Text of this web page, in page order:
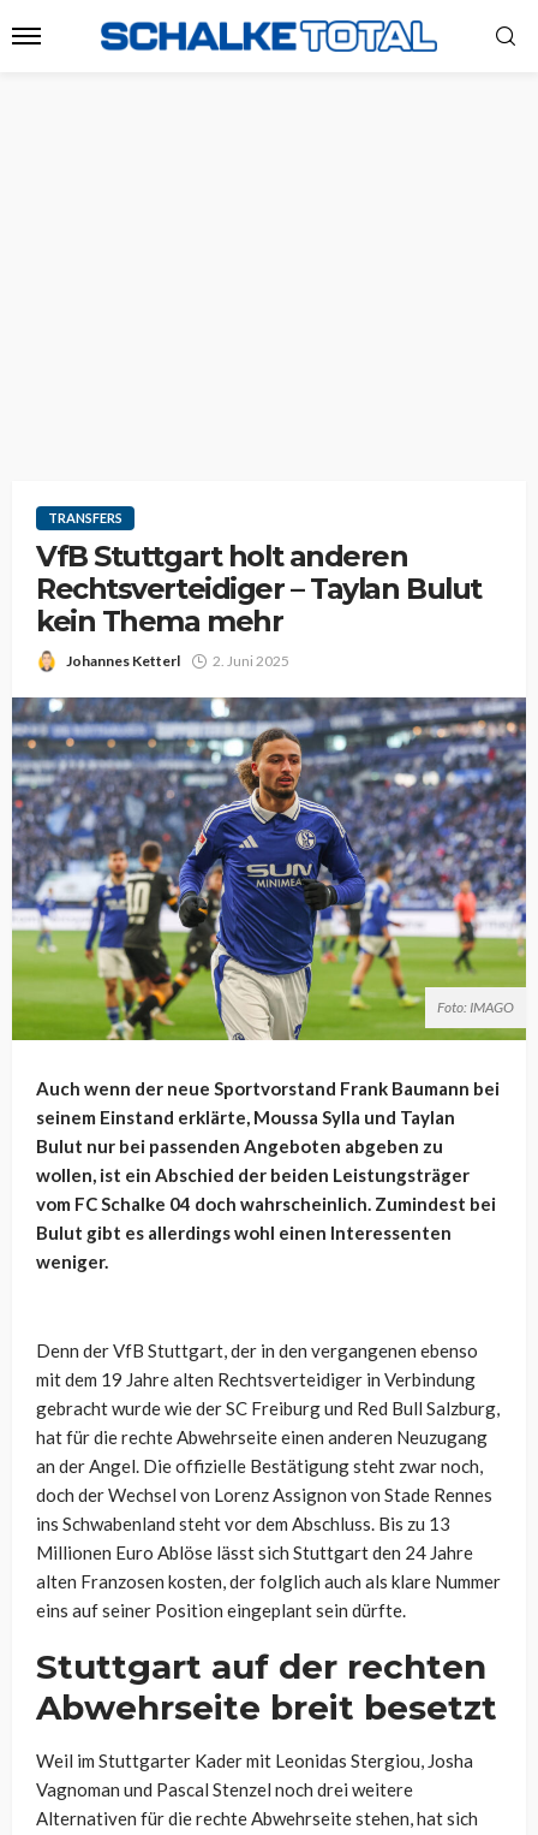
TRANSFERS
VfB Stuttgart holt anderen
Rechtsverteidiger – Taylan Bulut
kein Thema mehr
Johannes Ketterl 2. Juni 2025
Foto: IMAGO
Auch wenn der neue Sportvorstand Frank Baumann bei
seinem Einstand erklärte, Moussa Sylla und Taylan
Bulut nur bei passenden Angeboten abgeben zu
wollen, ist ein Abschied der beiden Leistungsträger
vom FC Schalke 04 doch wahrscheinlich. Zumindest bei
Bulut gibt es allerdings wohl einen Interessenten
weniger.
Denn der VfB Stuttgart, der in den vergangenen ebenso
mit dem 19 Jahre alten Rechtsverteidiger in Verbindung
gebracht wurde wie der SC Freiburg und Red Bull Salzburg,
hat für die rechte Abwehrseite einen anderen Neuzugang
an der Angel. Die offizielle Bestätigung steht zwar noch,
doch der Wechsel von Lorenz Assignon von Stade Rennes
ins Schwabenland steht vor dem Abschluss. Bis zu 13
Millionen Euro Ablöse lässt sich Stuttgart den 24 Jahre
alten Franzosen kosten, der folglich auch als klare Nummer
eins auf seiner Position eingeplant sein dürfte.
Stuttgart auf der rechten
Abwehrseite breit besetzt
Weil im Stuttgarter Kader mit Leonidas Stergiou, Josha
Vagnoman und Pascal Stenzel noch drei weitere
Alternativen für die rechte Abwehrseite stehen, hat sich